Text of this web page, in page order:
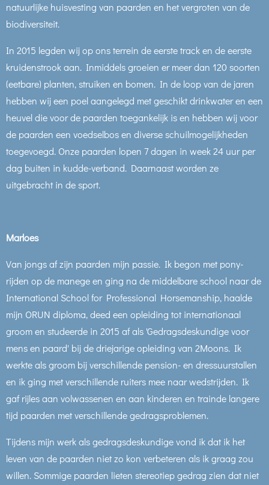
natuurlijke huisvesting van paarden en het vergroten van de
biodiversiteit.
In 2015 legden wij op ons terrein de eerste track en de eerste
kruidenstrook aan. Inmiddels groeien er meer dan 120 soorten
(eetbare) planten, struiken en bomen. In de loop van de jaren
hebben wij een poel aangelegd met geschikt drinkwater en een
heuvel die voor de paarden toegankelijk is en hebben wij voor
de paarden een voedselbos en diverse schuilmogelijkheden
toegevoegd. Onze paarden lopen 7 dagen in week 24 uur per
dag buiten in kudde-verband. Daarnaast worden ze
uitgebracht in de sport.
Marloes
Van jongs af zijn paarden mijn passie. Ik begon met pony-
rijden op de manege en ging na de middelbare school naar de
International School for Professional Horsemanship, haalde
mijn ORUN diploma, deed een opleiding tot internationaal
groom en studeerde in 2015 af als 'Gedragsdeskundige voor
mens en paard' bij de driejarige opleiding van 2Moons. Ik
werkte als groom bij verschillende pension- en dressuurstallen
en ik ging met verschillende ruiters mee naar wedstrijden. Ik
gaf rijles aan volwassenen en aan kinderen en trainde langere
tijd paarden met verschillende gedragsproblemen.
Tijdens mijn werk als gedragsdeskundige vond ik dat ik het
leven van de paarden niet zo kon verbeteren als ik graag zou
willen. Sommige paarden lieten stereotiep gedrag zien dat niet